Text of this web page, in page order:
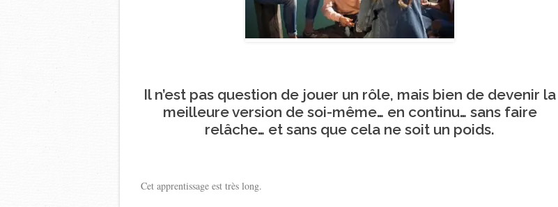
Il n’est pas question de jouer un rôle, mais bien de devenir la
meilleure version de soi-même… en continu… sans faire
relâche… et sans que cela ne soit un poids.
Cet apprentissage est très long.